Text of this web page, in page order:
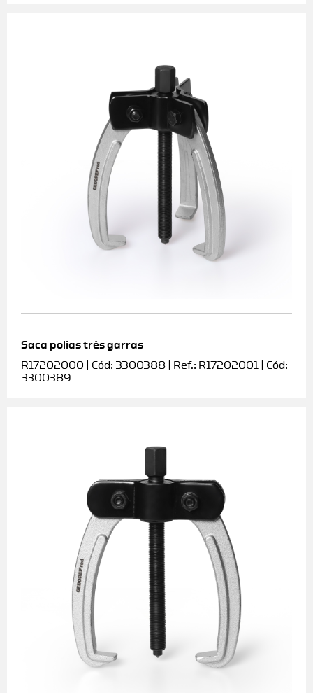
Saca polias três garras
R17202000 | Cód: 3300388 | Ref.: R17202001 | Cód:
3300389